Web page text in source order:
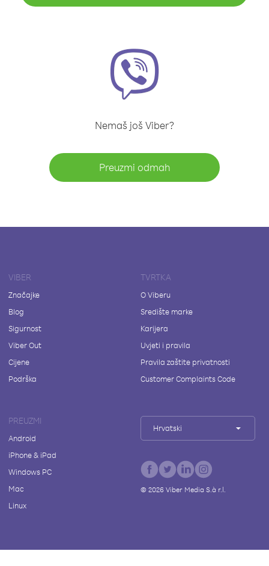
Nemaš još Viber?
Preuzmi odmah
VIBER
Značajke
Blog
Sigurnost
Viber Out
Cijene
Podrška
TVRTKA
O Viberu
Središte marke
Karijera
Uvjeti i pravila
Pravila zaštite privatnosti
Customer Complaints Code
PREUZMI
Android
iPhone & iPad
Windows PC
Mac
Linux
Hrvatski
© 2026Viber Media S.à r.l.